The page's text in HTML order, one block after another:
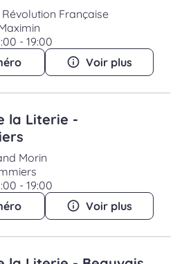
Révolution Française
- 19:00
Voir plus
la Literie -
Morin
- 19:00
Voir plus